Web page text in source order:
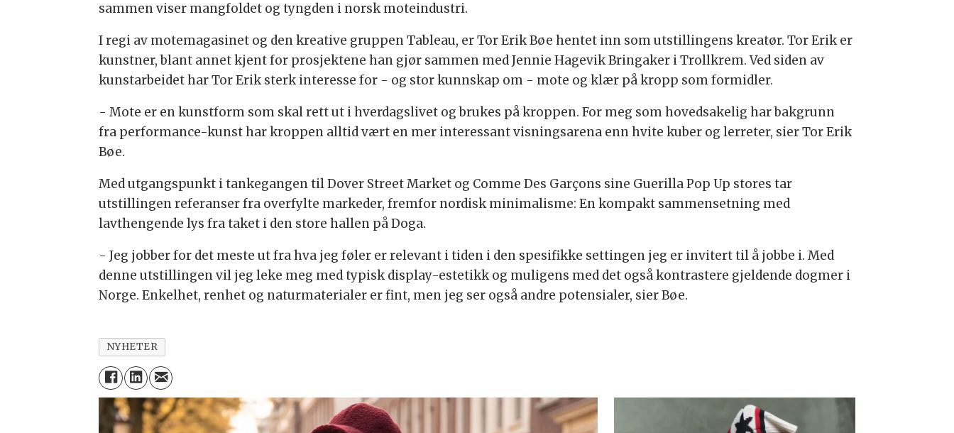
sammen viser mangfoldet og tyngden i norsk moteindustri.
I regi av motemagasinet og den kreative gruppen Tableau, er Tor Erik Bøe hentet inn som utstillingens kreatør. Tor Erik er
kunstner, blant annet kjent for prosjektene han gjør sammen med Jennie Hagevik Bringaker i Trollkrem. Ved siden av
kunstarbeidet har Tor Erik sterk interesse for - og stor kunnskap om - mote og klær på kropp som formidler.
- Mote er en kunstform som skal rett ut i hverdagslivet og brukes på kroppen. For meg som hovedsakelig har bakgrunn
fra performance-kunst har kroppen alltid vært en mer interessant visningsarena enn hvite kuber og lerreter, sier Tor Erik
Bøe.
Med utgangspunkt i tankegangen til Dover Street Market og Comme Des Garçons sine Guerilla Pop Up stores tar
utstillingen referanser fra overfylte markeder, fremfor nordisk minimalisme: En kompakt sammensetning med
lavthengende lys fra taket i den store hallen på Doga.
- Jeg jobber for det meste ut fra hva jeg føler er relevant i tiden i den spesifikke settingen jeg er invitert til å jobbe i. Med
denne utstillingen vil jeg leke meg med typisk display-estetikk og muligens med det også kontrastere gjeldende dogmer i
Norge. Enkelhet, renhet og naturmaterialer er fint, men jeg ser også andre potensialer, sier Bøe.
NYHETER